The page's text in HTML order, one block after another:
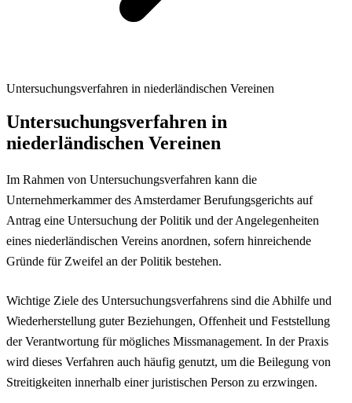
Untersuchungsverfahren in niederländischen Vereinen
Untersuchungsverfahren in
niederländischen Vereinen
Im Rahmen von Untersuchungsverfahren kann die
Unternehmerkammer des Amsterdamer Berufungsgerichts auf
Antrag eine Untersuchung der Politik und der Angelegenheiten
eines niederländischen Vereins anordnen, sofern hinreichende
Gründe für Zweifel an der Politik bestehen.
Wichtige Ziele des Untersuchungsverfahrens sind die Abhilfe und
Wiederherstellung guter Beziehungen, Offenheit und Feststellung
der Verantwortung für mögliches Missmanagement. In der Praxis
wird dieses Verfahren auch häufig genutzt, um die Beilegung von
Streitigkeiten innerhalb einer juristischen Person zu erzwingen.